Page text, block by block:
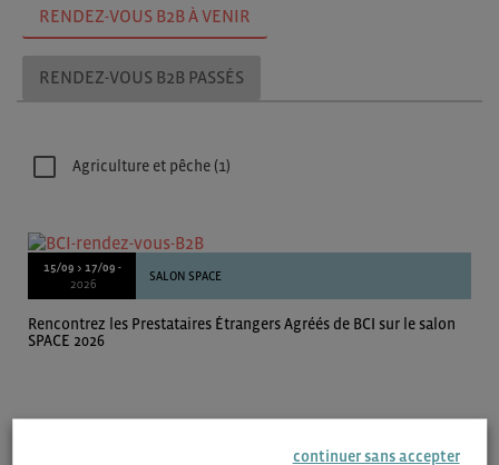
RENDEZ-VOUS B2B PASSÉS
RENDEZ-VOUS B2B À VENIR
Agriculture et pêche (1)
15/09 > 17/09 -
2026
SALON SPACE
Rencontrez les Prestataires Étrangers Agréés de BCI sur le salon
SPACE 2026
continuer sans accepter